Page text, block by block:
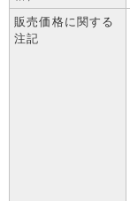
販売価格に関する
注記